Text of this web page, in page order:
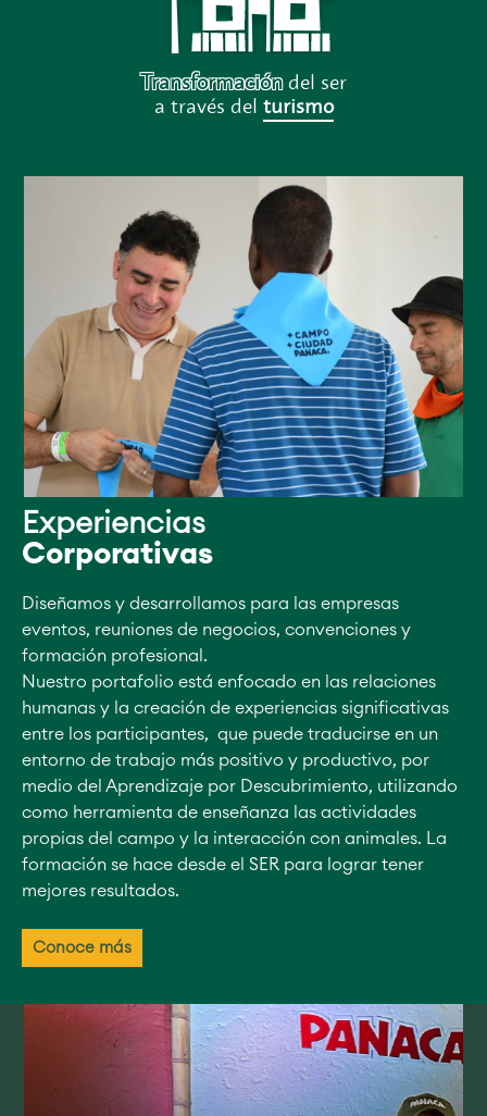
Transformación del ser
a través del turismo
Experiencias
Corporativas
Diseñamos y desarrollamos para las empresas
eventos, reuniones de negocios, convenciones y
formación profesional.
Nuestro portafolio está enfocado en las relaciones
humanas y la creación de experiencias significativas
entre los participantes, que puede traducirse en un
entorno de trabajo más positivo y productivo, por
medio del Aprendizaje por Descubrimiento, utilizando
como herramienta de enseñanza las actividades
propias del campo y la interacción con animales. La
formación se hace desde el SER para lograr tener
mejores resultados.
Conoce más